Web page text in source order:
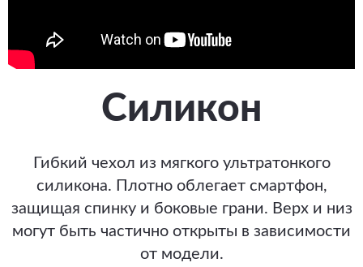
Силикон
Гибкий чехол из мягкого ультратонкого
силикона. Плотно облегает смартфон,
защищая спинку и боковые грани. Верх и низ
могут быть частично открыты в зависимости
от модели.